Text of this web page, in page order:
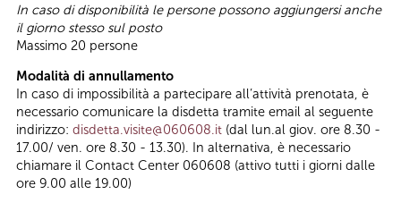
In caso di disponibilità le persone possono aggiungersi anche
il giorno stesso sul posto
Massimo 20 persone
Modalità di annullamento
In caso di impossibilità a partecipare all’attività prenotata, è
necessario comunicare la disdetta tramite email al seguente
indirizzo: disdetta.visite@060608.it (dal lun.al giov. ore 8.30 -
17.00/ ven. ore 8.30 - 13.30). In alternativa, è necessario
chiamare il Contact Center 060608 (attivo tutti i giorni dalle
ore 9.00 alle 19.00)